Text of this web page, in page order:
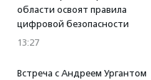
области освоят правила
цифровой безопасности
13:27
Встреча с Андреем Ургантом